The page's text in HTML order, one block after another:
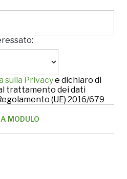
sulla Privacye dichiaro di
trattamento dei dati
(UE) 2016/679